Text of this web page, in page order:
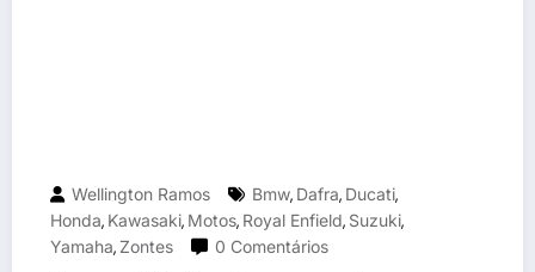
Wellington Ramos Bmw, Dafra, Ducati,
Honda, Kawasaki, Motos, Royal Enfield, Suzuki,
Yamaha,Zontes 0 Comentários